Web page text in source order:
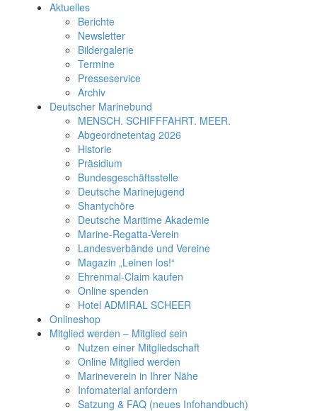
Aktuelles
Berichte
Newsletter
Bildergalerie
Termine
Presseservice
Archiv
Deutscher Marinebund
MENSCH. SCHIFFFAHRT. MEER.
Abgeordnetentag 2026
Historie
Präsidium
Bundesgeschäftsstelle
Deutsche Marinejugend
Shantychöre
Deutsche Maritime Akademie
Marine-Regatta-Verein
Landesverbände und Vereine
Magazin „Leinen los!“
Ehrenmal-Claim kaufen
Online spenden
Hotel ADMIRAL SCHEER
Onlineshop
Mitglied werden – Mitglied sein
Nutzen einer Mitgliedschaft
Online Mitglied werden
Marineverein in Ihrer Nähe
Infomaterial anfordern
Satzung & FAQ (neues Infohandbuch)